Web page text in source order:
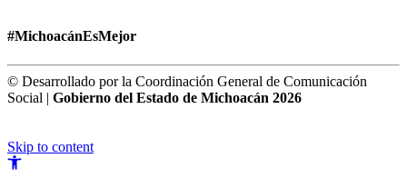
#MichoacánEsMejor
© Desarrollado por la Coordinación General de Comunicación
Social | Gobierno del Estado de Michoacán 2026
Skip to content
Open